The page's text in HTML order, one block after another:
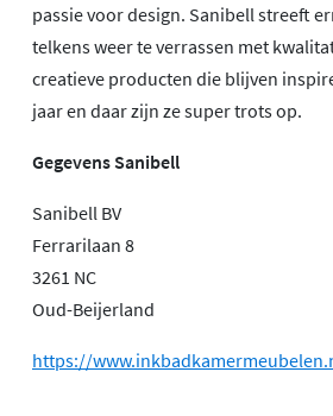
passie voor design. Sanibell streeft
telkens weer te verrassen met
creatieve producten die blijven
jaar en daar zijn ze super trots op.
Gegevens Sanibell
Sanibell BV
Ferrarilaan 8
3261 NC
Oud-Beijerland
https://